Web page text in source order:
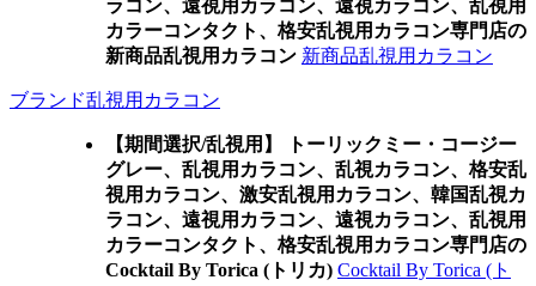
ラコン、遠視用カラコン、遠視カラコン、乱視用
カラーコンタクト、格安乱視用カラコン専門店の
新商品乱視用カラコン 新商品乱視用カラコン
ブランド乱視用カラコン
【期間選択/乱視用】 トーリックミー・コージー
グレー、乱視用カラコン、乱視カラコン、格安乱
視用カラコン、激安乱視用カラコン、韓国乱視カ
ラコン、遠視用カラコン、遠視カラコン、乱視用
カラーコンタクト、格安乱視用カラコン専門店の
Cocktail By Torica (トリカ) Cocktail By Torica (ト